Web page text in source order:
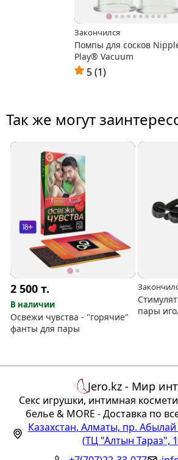
Закончился
Помпы для сосков
Play® Vacuum
5 (1)
Так же могут
2 500т.
В наличии
Освежи чувства - "горячие"
фанты для пары
пары
Jero.kz - Мир
Секс игрушки, интимная
белье & MORE - Доставка по
Казахстан, Алматы, пр. Абылай
(ТЦ "Алтын Тараз",